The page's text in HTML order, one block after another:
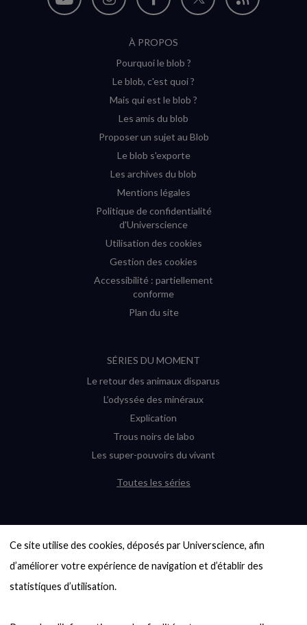
Ce site utilise des cookies, déposés par Universcience, afin
d’améliorer votre expérience de navigation et d’établir des
statistiques d’utilisation.
Nous
Nous
Instagram
(nouvelle
Nous
sur
Facebook
(nouvelle
Nous
Flux
À PROPOS
Pourquoi le blob ?
Le blob, c'est quoi ?
Mais qui est le blob ?
Les amis du blob
Proposer un sujet au Blob
Le blob s'exporte
Les archives du blob
Mentions légales
Politique de confidentialité
d'Universcience
Utilisation des cookies
Gestion des cookies
Accessibilité : partiellement
conforme
Plan du site
SÉRIES DU MOMENT
Le retour des animaux disparus
L’odyssée des minéraux
Explication
Trous noirs de labo
Les super-pouvoirs du vivant
Toutes les séries
6000 exoplanètes, et pas de « Terre »
en vue ?
Quel avenir pour les cryptos ?